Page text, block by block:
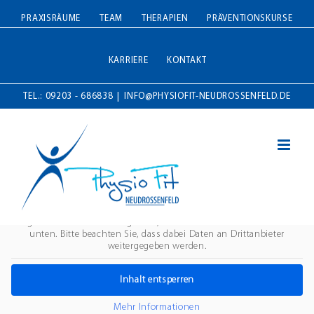
Inhalt
PRAXISRÄUME TEAM THERAPIEN PRÄVENTIONSKURSE
KARRIERE KONTAKT
TEL.: 09203 - 686838 INFO@PHYSIOFIT-NEUDROSSENFELD.DE
Sie sehen gerade einen Platzhalterinhalt von
eigentlichen Inhalt zuzugreifen, klicken Sie auf die Schaltfläche
unten. Bitte beachten Sie, dass dabei Daten an Drittanbieter
weitergegeben werden.
Inhalt entsperren
Mehr Informationen